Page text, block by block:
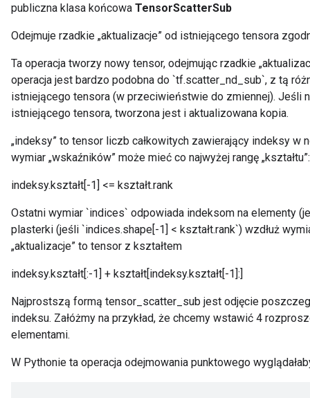
publiczna klasa końcowa TensorScatterSub
Odejmuje rzadkie „aktualizacje” od istniejącego tensora
Ta operacja tworzy nowy tensor, odejmując rzadkie
operacja jest bardzo podobna do `tf.scatter_nd_sub`, z tą
istniejącego tensora (w przeciwieństwie do zmiennej). Jeśli
istniejącego tensora, tworzona jest i aktualizowana kopia.
„indeksy” to tensor liczb całkowitych zawierający indeksy w
wymiar „wskaźników” może mieć co najwyżej rangę „kształtu”:
indeksy.kształt[-1] <= kształt.rank
Ostatni wymiar `indices` odpowiada indeksom na elementy
plasterki (jeśli `indices.shape[-1] < kształt.rank`) wzdłuż
„aktualizacje” to tensor z kształtem
indeksy.kształt[:-1] + kształt[indeksy.kształt[-1]:]
Najprostszą formą tensor_scatter_sub jest odjęcie
indeksu. Załóżmy na przykład, że chcemy wstawić 4
elementami.
W Pythonie ta operacja odejmowania punktowego